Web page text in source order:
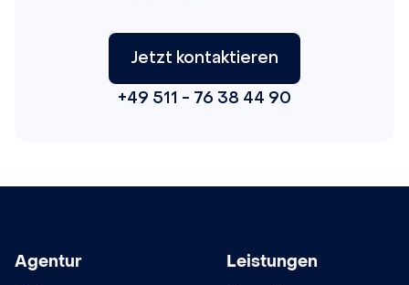
Jetzt kontaktieren
+49 511 - 76 38 44 90
Agentur Leistungen